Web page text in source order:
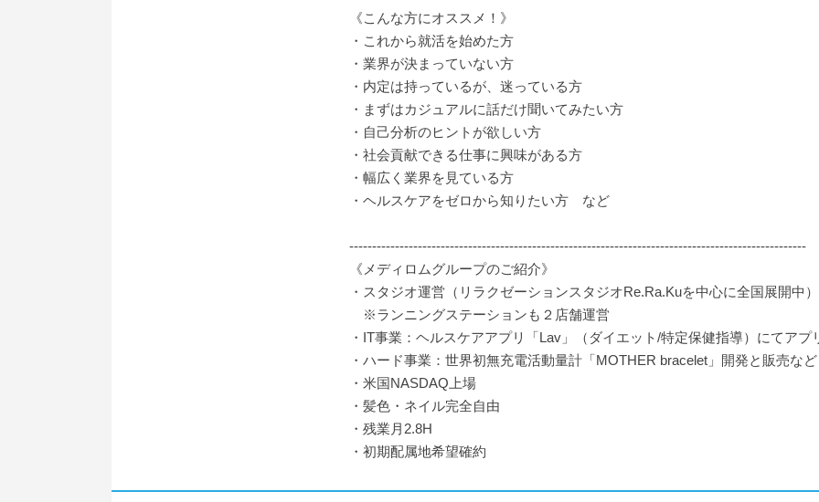
《こんな方にオススメ！》
・これから就活を始めた方
・業界が決まっていない方
・内定は持っているが、迷っている方
・まずはカジュアルに話だけ聞いてみたい方
・自己分析のヒントが欲しい方
・社会貢献できる仕事に興味がある方
・幅広く業界を見ている方
・ヘルスケアをゼロから知りたい方 など
----------------------------------------------------------------------------------------------------
《メディロムグループのご紹介》
・スタジオ運営（リラクゼーションスタジオRe.Ra.Kuを中心に全国展開中）
※ランニングステーションも２店舗運営
・IT事業：ヘルスケアアプリ「Lav」（ダイエット/特定保健指導）にてアプ
・ハード事業：世界初無充電活動量計「MOTHER bracelet」開発と販売など
・米国NASDAQ上場
・髪色・ネイル完全自由
・残業月2.8H
・初期配属地希望確約